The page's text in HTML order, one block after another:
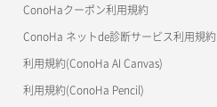
ConoHaクーポン利用規約
ConoHa ネットde診断サービス利用規約
利用規約(ConoHa AI Canvas)
利用規約(ConoHa Pencil)